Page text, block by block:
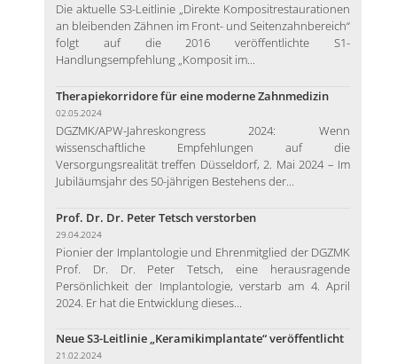
Die aktuelle S3-Leitlinie „Direkte Kompositrestaurationen
an bleibenden Zähnen im Front- und Seitenzahnbereich“
folgt auf die 2016 veröffentlichte S1-
Handlungsempfehlung „Komposit im...
Therapiekorridore für eine moderne Zahnmedizin
02.05.2024
DGZMK/APW-Jahreskongress 2024: Wenn
wissenschaftliche Empfehlungen auf die
Versorgungsrealität treffen Düsseldorf, 2. Mai 2024 – Im
Jubiläumsjahr des 50-jährigen Bestehens der...
Prof. Dr. Dr. Peter Tetsch verstorben
29.04.2024
Pionier der Implantologie und Ehrenmitglied der DGZMK
Prof. Dr. Dr. Peter Tetsch, eine herausragende
Persönlichkeit der Implantologie, verstarb am 4. April
2024. Er hat die Entwicklung dieses...
Neue S3-Leitlinie „Keramikimplantate“ veröffentlicht
21.02.2024